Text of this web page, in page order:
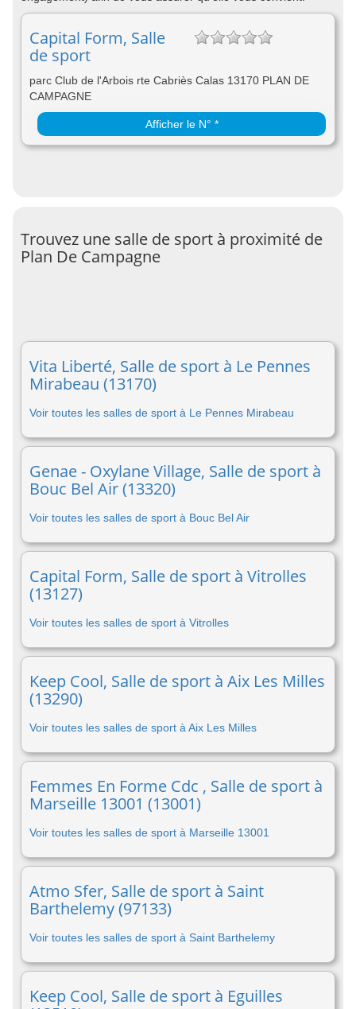
Capital Form, Salle
de sport
parc Club de l'Arbois rte Cabriès Calas 13170 PLAN DE
CAMPAGNE
Afficher le N° *
Trouvez une salle de sport à proximité de
Plan De Campagne
Vita Liberté, Salle de sport à Le Pennes
Mirabeau (13170)
Voir toutes les salles de sport à Le Pennes Mirabeau
Genae - Oxylane Village, Salle de sport à
Bouc Bel Air (13320)
Voir toutes les salles de sport à Bouc Bel Air
Capital Form, Salle de sport à Vitrolles
(13127)
Voir toutes les salles de sport à Vitrolles
Keep Cool, Salle de sport à Aix Les Milles
(13290)
Voir toutes les salles de sport à Aix Les Milles
Femmes En Forme Cdc , Salle de sport à
Marseille 13001 (13001)
Voir toutes les salles de sport à Marseille 13001
Atmo Sfer, Salle de sport à Saint
Barthelemy (97133)
Voir toutes les salles de sport à Saint Barthelemy
Keep Cool, Salle de sport à Eguilles